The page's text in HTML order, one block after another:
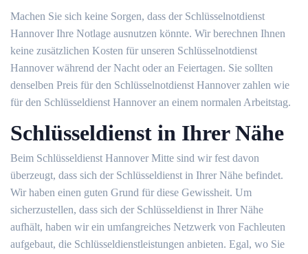
Machen Sie sich keine Sorgen, dass der Schlüsselnotdienst
Hannover Ihre Notlage ausnutzen könnte. Wir berechnen Ihnen
keine zusätzlichen Kosten für unseren Schlüsselnotdienst
Hannover während der Nacht oder an Feiertagen. Sie sollten
denselben Preis für den Schlüsselnotdienst Hannover zahlen wie
für den Schlüsseldienst Hannover an einem normalen Arbeitstag.
Schlüsseldienst in Ihrer Nähe
Beim Schlüsseldienst Hannover Mitte sind wir fest davon
überzeugt, dass sich der Schlüsseldienst in Ihrer Nähe befindet.
Wir haben einen guten Grund für diese Gewissheit. Um
sicherzustellen, dass sich der Schlüsseldienst in Ihrer Nähe
aufhält, haben wir ein umfangreiches Netzwerk von Fachleuten
aufgebaut, die Schlüsseldienstleistungen anbieten. Egal, wo Sie